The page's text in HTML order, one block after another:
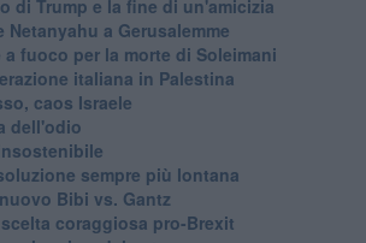
di Trump e la fine di un'amicizia
Netanyahu a Gerusalemme
fuoco per la morte di Soleimani
italiana in Palestina
caos Israele
dell'odio
sempre più lontana
Bibi vs. Gantz
coraggiosa pro-Brexit